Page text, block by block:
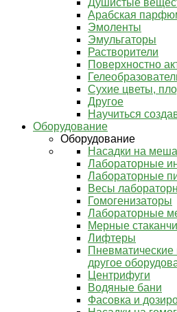
Душистые
Арабская
Эмоленты
Эмульгаторы
Растворители
Поверхностно
Сухие цветы,
Другое
Научиться
Оборудование
Оборудование
Насадки на
Лабораторные
Лабораторные
Весы
Гомогенизаторы
Лабораторные
Мерные
Лифтеры
другое
Центрифуги
Водяные бани
Фасовка и